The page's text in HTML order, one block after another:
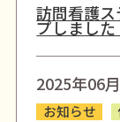
訪問看護
プしました
2025年06
お知らせ